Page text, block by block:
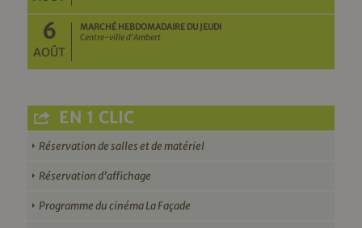
6
AOÛT
MARCHÉ HEBDOMADAIRE DU JEUDI
Centre-ville d'Ambert
EN 1 CLIC
Réservation de salles et de matériel
Réservation d’affichage
Programme du cinéma La Façade